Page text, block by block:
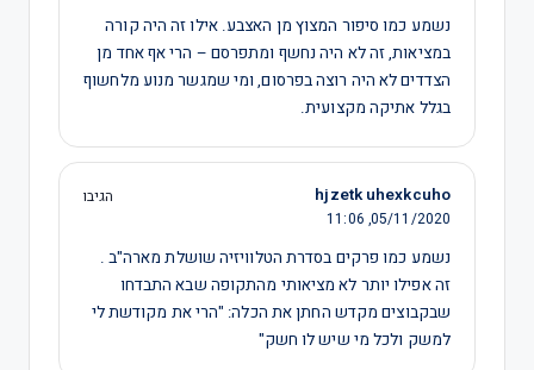
נשמע כמו סיפור המצוץ מן האצבע. אילו זה היה קורה
במציאות, זה לא היה נחשף ומתפרסם – הרי אף אחד מן
הצדדים לא היה רוצה בפרסום, ומי שמגשר מנוע מלחשוף
בגלל אתיקה מקצועית.
hjzetk uhexkcuho
הגיבו
05/11/2020,
11:06
נשמע כמו פרקים בסדרת הטלוויזיה שושלת מארה"ב .
זה אפילו יותר לא מציאותי מהתקופה שבא התבדחו
שבקבוצים מקדש החתן את הכלה: "הרי את מקודשת לי
למשק ולכל מי שיש לו חשק"